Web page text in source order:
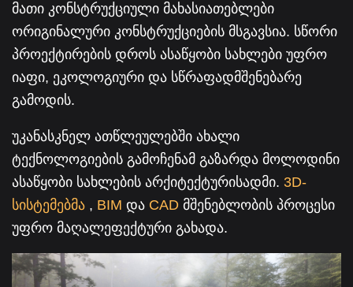
მათი კონსტრუქციული მახასიათებლები
ორიგინალური კონსტრუქციების მსგავსია. სწორი
პროექტირების დროს ასაწყობი სახლები უფრო
იაფი, ეკოლოგიური და სწრაფადმშენებარე
გამოდის.
უკანასკნელ ათწლეულებში ახალი
ტექნოლოგიების გამოჩენამ გაზარდა მოლოდინი
ასაწყობი სახლების არქიტექტურისადმი. 3D-
სისტემებმა , BIM და CAD მშენებლობის პროცესი
უფრო მაღალეფექტური გახადა.